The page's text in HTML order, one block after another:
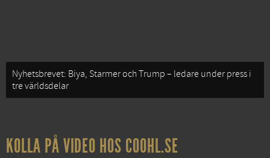
Nyhetsbrevet: Biya, Starmer och Trump – ledare under press i
tre världsdelar
KOLLA PÅ VIDEO HOS COOHL.SE